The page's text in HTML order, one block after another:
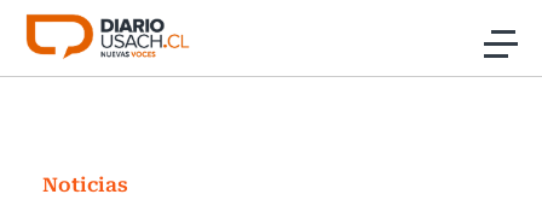
Click acá para ir directamente al contenido
Investigación
Noticias